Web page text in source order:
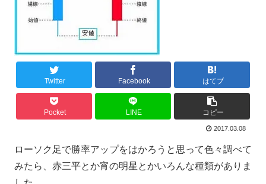
Twitter Facebook はてブ
Pocket LINE コピー
2017.03.08
ローソク足で勝率アップをはかろうと思って色々調べて
みたら、赤三平とか宵の明星とかいろんな種類がありま